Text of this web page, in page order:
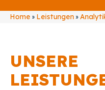
Home » Leistungen »
UNSERE